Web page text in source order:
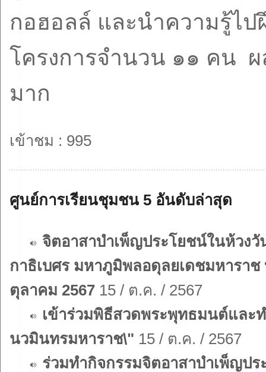
กอฮอลล์ และนำความรู้ไ
โครงการจำนวน ๑๑ คน
มาก
เข้าชม : 995
ศูนย์การเรียนชุมชน 5 อันดับล่าสุด
จิตอาสาบำเพ็ญประโยชน์ในห้วง
กาธิเบศร มหาภูมิพลอดุลยเดชมหารา
ตุลาคม 2567 15 / ต.ค. / 2567
เข้าร่วมพิธีสวดพระพุทธมนต์และ
นวมินทรมหาราช\" 15 / ต.ค. / 2567
ร่วมทำกิจกรรมจิตอาสาบำเพ็ญป